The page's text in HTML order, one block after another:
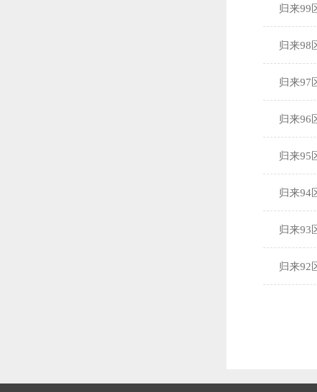
归来99
归来98
归来97
归来96
归来95
归来94
归来93
归来92